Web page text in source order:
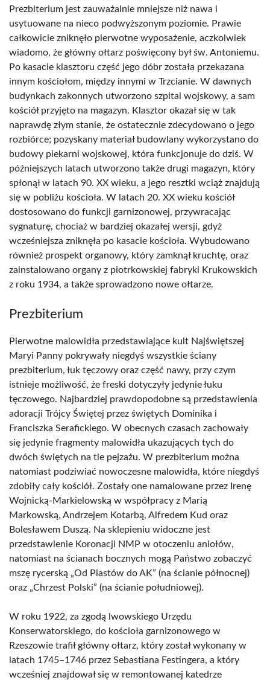
Prezbiterium jest zauważalnie mniejsze niż nawa i
usytuowane na nieco podwyższonym poziomie. Prawie
całkowicie zniknęło pierwotne wyposażenie, aczkolwiek
wiadomo, że główny ołtarz poświęcony był św. Antoniemu.
Po kasacie klasztoru część jego dóbr została przekazana
innym kościołom, między innymi w Trzcianie. W dawnych
budynkach zakonnych utworzono szpital wojskowy, a sam
kościół przyjęto na magazyn. Klasztor okazał się w tak
naprawdę złym stanie, że ostatecznie zdecydowano o jego
rozbiórce; pozyskany materiał budowlany wykorzystano do
budowy piekarni wojskowej, która funkcjonuje do dziś. W
późniejszych latach utworzono także drugi magazyn, który
spłonął w latach 90. XX wieku, a jego resztki wciąż znajdują
się w pobliżu kościoła. W latach 20. XX wieku kościół
dostosowano do funkcji garnizonowej, przywracając
sygnaturę, chociaż w bardziej okazałej wersji, gdyż
wcześniejsza zniknęła po kasacie kościoła. Wybudowano
również prospekt organowy, który zamknął kruchtę, oraz
zainstalowano organy z piotrkowskiej fabryki Krukowskich
z roku 1934, a także sprowadzono nowe ołtarze.
Prezbiterium
Pierwotne malowidła przedstawiające kult Najświętszej
Maryi Panny pokrywały niegdyś wszystkie ściany
prezbiterium, łuk tęczowy oraz część nawy, przy czym
istnieje możliwość, że freski dotyczyły jedynie łuku
tęczowego. Najbardziej prawdopodobne są przedstawienia
adoracji Trójcy Świętej przez świętych Dominika i
Franciszka Serafickiego. W obecnych czasach zachowały
się jedynie fragmenty malowidła ukazujących tych do
dwóch świętych na tle pejzażu. W prezbiterium można
natomiast podziwiać nowoczesne malowidła, które niegdyś
zdobiły cały kościół. Zostały one namalowane przez Irenę
Wojnicką-Markielowską w współpracy z Marią
Markowską, Andrzejem Kotarbą, Alfredem Kud oraz
Bolesławem Duszą. Na sklepieniu widoczne jest
przedstawienie Koronacji NMP w otoczeniu aniołów,
natomiast na ścianach bocznych mogą Państwo zobaczyć
mszę rycerską „Od Piastów do AK” (na ścianie północnej)
oraz „Chrzest Polski” (na ścianie południowej).
W roku 1922, za zgodą lwowskiego Urzędu
Konserwatorskiego, do kościoła garnizonowego w
Rzeszowie trafił główny ołtarz, który został wykonany w
latach 1745–1746 przez Sebastiana Festingera, a który
wcześniej znajdował się w remontowanej katedrze